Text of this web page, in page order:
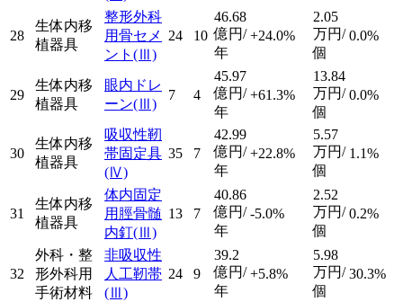
28
生体内移
植器具
整形外科
用骨セメ
ント (Ⅲ)
24 10
46.68
億円/
年
+24.0%
2.05
万円/
個
0.0%
29
生体内移
植器具
眼内ドレ
ーン(Ⅲ)
7 4
45.97
億円/
年
+61.3%
13.84
万円/
個
0.0%
30
生体内移
植器具
吸収性靭
帯固定具
(Ⅳ)
35 7
42.99
億円/
年
+22.8%
5.57
万円/
個
1.1%
31
生体内移
植器具
体内固定
用脛骨髄
内釘(Ⅲ)
13 7
40.86
億円/
年
-5.0%
2.52
万円/
個
0.2%
32
外科・整
形外科用
手術材料
非吸収性
人工靭帯
(Ⅲ)
24 9
39.2
億円/
年
+5.8%
5.98
万円/
個
30.3%